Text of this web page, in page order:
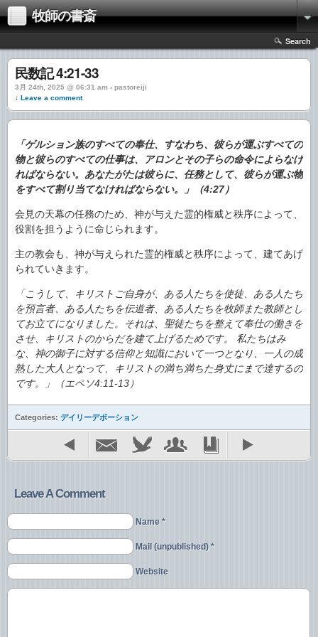
牧師の書斎
Search
民数記 4:21-33
3月 24th, 2025 @ 06:31 am › pastoreiji
↓ Leave a comment
「ゲルション族のすべての奉仕、すなわち、彼らが運ぶすべての
物と彼らのすべての仕事は、アロンとその子らの命令によらなけ
ればならない。あなたがたは彼らに、任務として、彼らが運ぶ物
をすべて割り当てなければならない。」（4:27）
会見の天幕の任務のため、神が与えた霊的権威と秩序によって、
役割を担うように命じられます。
主の教会も、神が与えられた霊的権威と秩序によって、建てあげ
られていきます。
「こうして、キリストご自身が、ある人たちを使徒、ある人たち
を預言者、ある人たちを伝道者、ある人たちを牧師また教師とし
てお立てになりました。それは、聖徒たちを整えて奉仕の働きを
させ、キリストのからだを建て上げるためです。 私たちはみ
な、神の御子に対する信仰と知識において一つとなり、一人の成
熟した大人となって、キリストの満ち満ちた身丈にまで達するの
です。」（エペソ4:11-13）
Categories: デイリーデボーション
Leave A Comment
Name *
Mail (unpublished) *
Website